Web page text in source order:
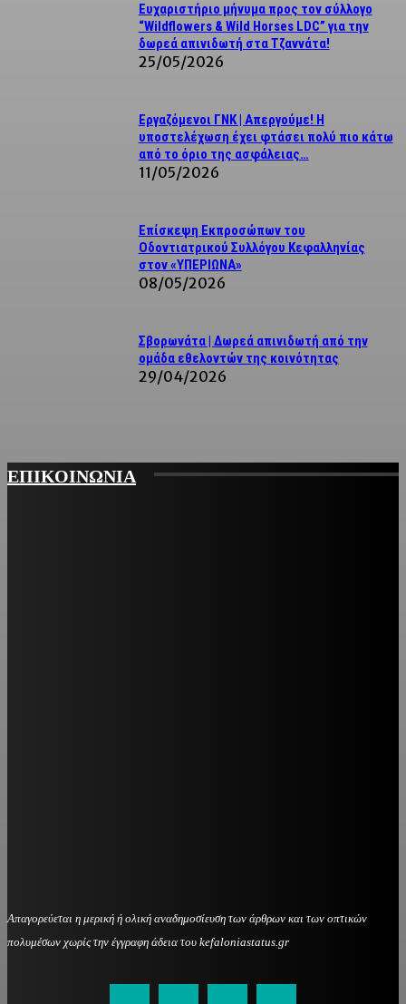
Ευχαριστήριο μήνυμα προς τον σύλλογο
“Wildflowers & Wild Horses LDC” για την
δωρεά απινιδωτή στα Τζαννάτα!
25/05/2026
Εργαζόμενοι ΓΝΚ | Απεργούμε! Η
υποστελέχωση έχει φτάσει πολύ πιο κάτω
από το όριο της ασφάλειας…
11/05/2026
Επίσκεψη Εκπροσώπων του
Οδοντιατρικού Συλλόγου Κεφαλληνίας
στον «ΥΠΕΡΙΩΝΑ»
08/05/2026
Σβορωνάτα | Δωρεά απινιδωτή από την
ομάδα εθελοντών της κοινότητας
29/04/2026
ΕΠΙΚΟΙΝΩΝΙΑ
Απαγορεύεται η μερική ή ολική αναδημοσίευση των άρθρων και των οπτικών
πολυμέσων χωρίς την έγγραφη άδεια του kefaloniastatus.gr